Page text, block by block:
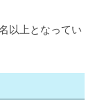
以上となってい